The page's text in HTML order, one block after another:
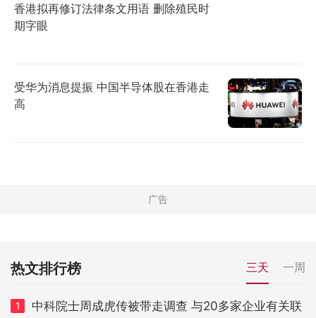
香港拟再修订法律条文用语 删除殖民时
期字眼
受华为消息提振 中国半导体股在香港走
高
热文排行榜 三天 一周
1 中科院士周成虎传被带走调查 与20多家企业有关联